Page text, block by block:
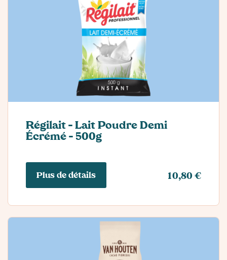
Régilait – Lait Poudre Demi
Écrémé – 500g
Plus de détails 10,80 €